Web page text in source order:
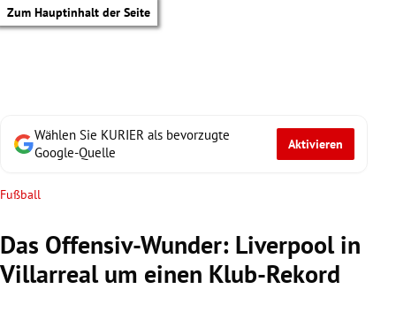
Zum Hauptinhalt der Seite
Wählen Sie KURIER als bevorzugte
Google-Quelle
Aktivieren
Fußball
Das Offensiv-Wunder: Liverpool in
Villarreal um einen Klub-Rekord